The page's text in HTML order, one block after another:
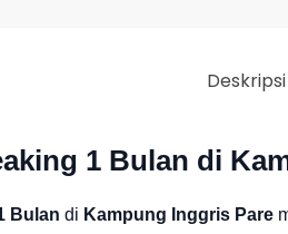
Deskripsi
1 Bulan di
Bulan di Kampung Inggris Pare